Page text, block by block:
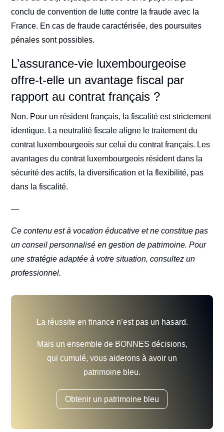
conclu de convention de lutte contre la fraude avec la
France. En cas de fraude caractérisée, des poursuites
pénales sont possibles.
L’assurance-vie luxembourgeoise
offre-t-elle un avantage fiscal par
rapport au contrat français ?
Non. Pour un résident français, la fiscalité est strictement
identique. La neutralité fiscale aligne le traitement du
contrat luxembourgeois sur celui du contrat français. Les
avantages du contrat luxembourgeois résident dans la
sécurité des actifs, la diversification et la flexibilité, pas
dans la fiscalité.
—
Ce contenu est à vocation éducative et ne constitue pas
un conseil personnalisé en gestion de patrimoine. Pour
une stratégie adaptée à votre situation, consultez un
professionnel.
La réussite en finance n’est pas un hasard.
Mais un ensemble de BONNES décisions,
qui cumulé, vous aiderons à avoir un
patrimoine bleu.
Obtenir un patrimoine bleu